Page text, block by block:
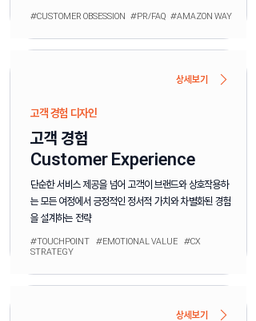
#CUSTOMER OBSESSION #PR/FAQ #AMAZON WAY
상세보기
고객 경험 디자인
고객 경험
Customer Experience
단순한 서비스 제공을 넘어 고객이 브랜드와 상호작용하
는 모든 여정에서 긍정적인 정서적 가치와 차별화된 경험
을 설계하는 전략
#TOUCHPOINT #EMOTIONAL VALUE #CX
STRATEGY
상세보기